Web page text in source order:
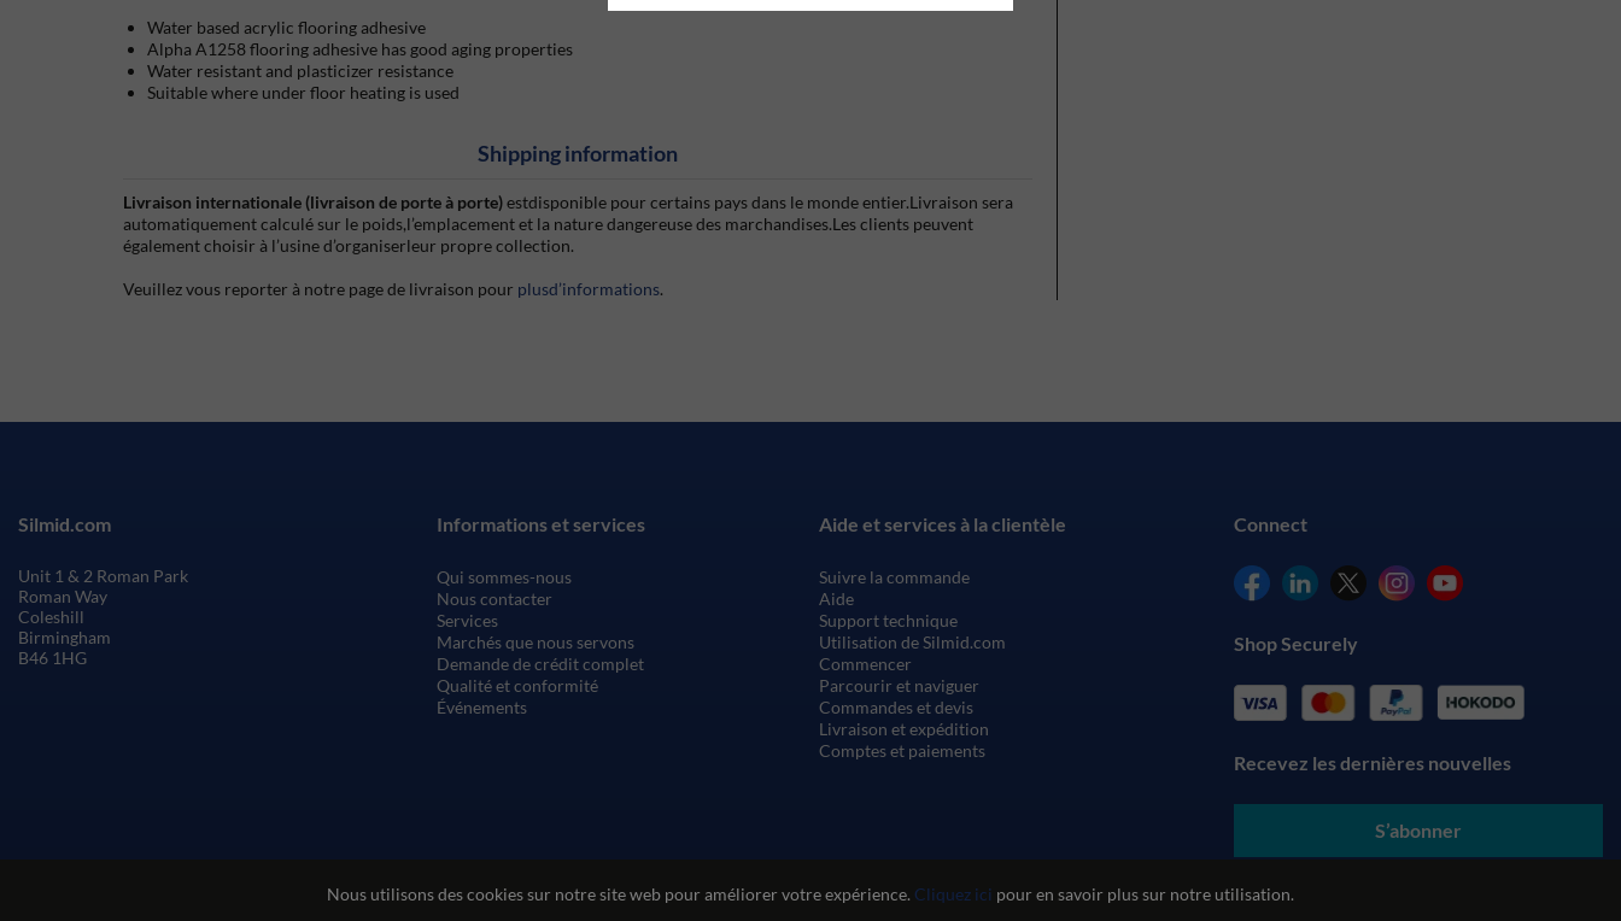
Nous utilisons des cookies sur notre site web pour améliorer votre expérience. Cliquez ici pour en savoir plus sur notre utilisation.
Water based acrylic flooring adhesive
Alpha A1258 flooring adhesive has good aging properties
Water resistant and plasticizer resistance
Suitable where under floor heating is used
Shipping information
Livraison internationale (livraison de porte à porte)estdisponible pour certains pays dans le monde entier.Livraison sera
automatiquement calculé sur le poids,l’emplacement et la nature dangereuse des marchandises.Les clients peuvent
également choisir à l’usine d’organiserleur propre collection.
Veuillez vous reporter à notre page de livraison pour plusd’informations.
Informations et services
Qui sommes-nous
Nous contacter
Services
Marchés que nous servons
Demande de crédit complet
Qualité et conformité
Événements
Aide et services à la clientèle
Suivre la commande
Aide
Support technique
Utilisation de Silmid.com
Commencer
Parcourir et naviguer
Commandes et devis
Livraison et expédition
Comptes et paiements
Connect
Shop Securely
Recevez les dernières nouvelles
S’abonner
En soumettant vos coordonnées, vous acceptez nos
Silmid.com
Unit 1 & 2 Roman Park
Roman Way
Coleshill
Birmingham
B46 1HG